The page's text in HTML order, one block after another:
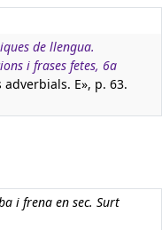
de llengua.
i frases fetes, 6a
E», p. 63.
i frena en sec. Surt